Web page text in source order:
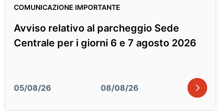
COMUNICAZIONE IMPORTANTE
Avviso relativo al parcheggio Sede
Centrale per i giorni 6 e 7 agosto 2026
05/08/26 08/08/26 icon